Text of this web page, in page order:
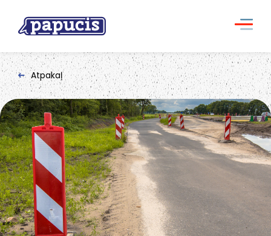
Atpakaļ